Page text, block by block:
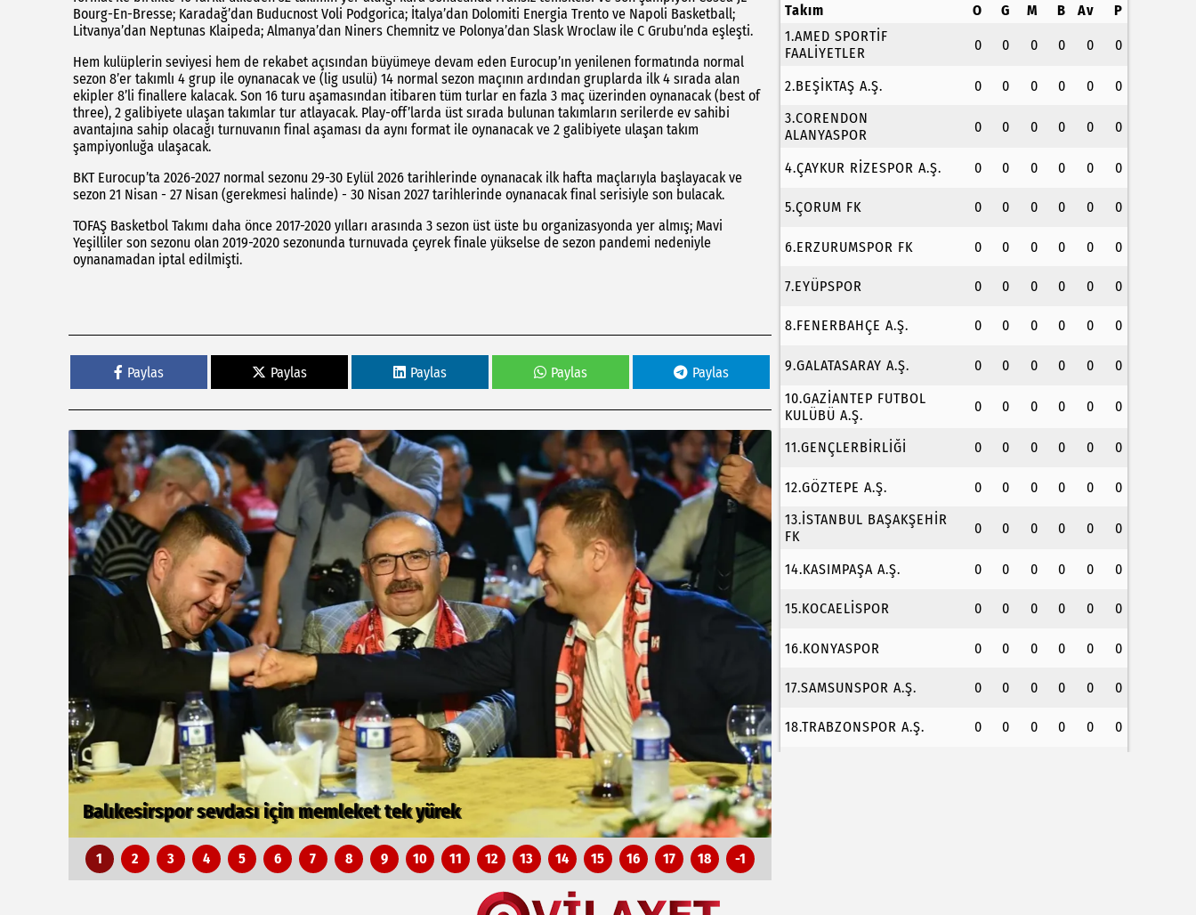
Bourg-En-Bresse; Karadağ’dan Buducnost Voli Podgorica; İtalya’dan Dolomiti Energia Trento ve Napoli Basketball;
Litvanya’dan Neptunas Klaipeda; Almanya’dan Niners Chemnitz ve Polonya’dan Slask Wroclaw ile C Grubu’nda eşleşti.
Hem kulüplerin seviyesi hem de rekabet açısından büyümeye devam eden Eurocup’ın yenilenen formatında normal
sezon 8’er takımlı 4 grup ile oynanacak ve (lig usulü) 14 normal sezon maçının ardından gruplarda ilk 4 sırada alan
ekipler 8’li finallere kalacak. Son 16 turu aşamasından itibaren tüm turlar en fazla 3 maç üzerinden oynanacak (best of
three), 2 galibiyete ulaşan takımlar tur atlayacak. Play-off’larda üst sırada bulunan takımların serilerde ev sahibi
avantajına sahip olacağı turnuvanın final aşaması da aynı format ile oynanacak ve 2 galibiyete ulaşan takım
şampiyonluğa ulaşacak.
BKT Eurocup’ta 2026-2027 normal sezonu 29-30 Eylül 2026 tarihlerinde oynanacak ilk hafta maçlarıyla başlayacak ve
sezon 21 Nisan - 27 Nisan (gerekmesi halinde) - 30 Nisan 2027 tarihlerinde oynanacak final serisiyle son bulacak.
TOFAŞ Basketbol Takımı daha önce 2017-2020 yılları arasında 3 sezon üst üste bu organizasyonda yer almış; Mavi
Yeşilliler son sezonu olan 2019-2020 sezonunda turnuvada çeyrek finale yükselse de sezon pandemi nedeniyle
oynanamadan iptal edilmişti.
Paylas Paylas Paylas Paylas Paylas
Bursa Büyükşehir'den Mudanya'nın altyapısına güçlü yatırım
1 2 3 4 5 6 7 8 9 10 11 12 13 14 15 16 17 18 -1
Takım O G M B Av
P
1.AMED SPORTİF
FAALİYETLER
0 0 0 0 0 0
2.BEŞİKTAŞ A.Ş. 0 0 0 0 0
0
3.CORENDON
ALANYASPOR
0 0 0 0 0 0
4.ÇAYKUR RİZESPOR A.Ş. 0 0 0 0 0 0
5.ÇORUM FK 0 0 0 0 0 0
6.ERZURUMSPOR FK 0 0 0 0 0 0
7.EYÜPSPOR 0 0 0 0 0 0
8.FENERBAHÇE A.Ş. 0 0 0 0 0 0
9.GALATASARAY A.Ş. 0 0 0 0 0
0
10.GAZİANTEP FUTBOL
KULÜBÜ A.Ş.
0 0 0 0 0 0
11.GENÇLERBİRLİĞİ 0 0 0 0 0 0
12.GÖZTEPE A.Ş. 0 0 0 0 0
0
13.İSTANBUL BAŞAKŞEHİR
FK
0 0 0 0 0 0
14.KASIMPAŞA A.Ş. 0 0 0 0 0 0
15.KOCAELİSPOR 0 0 0 0 0 0
16.KONYASPOR 0 0 0 0 0 0
17.SAMSUNSPOR A.Ş. 0 0 0 0 0 0
18.TRABZONSPOR A.Ş. 0 0 0 0 0 0